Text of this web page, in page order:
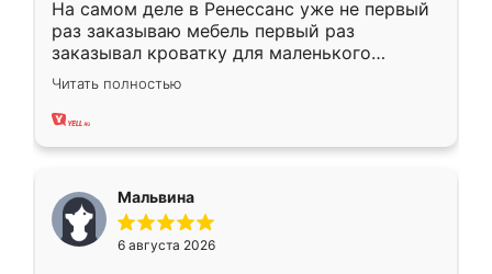
На самом деле в Ренессанс уже не первый
раз заказываю мебель первый раз
заказывал кроватку для маленького
ребёнка при его рождении ,во второй раз
заказал шкаф-купе. По качеству очень
хорошее сборка достаточно быстрая,
меньше, здесь же он более разнообразный.
Мне нравится ,если что-то потребуется из
мебели буду заказывать только здесь.
Читать полностью
Мальвина
6 августа 2026